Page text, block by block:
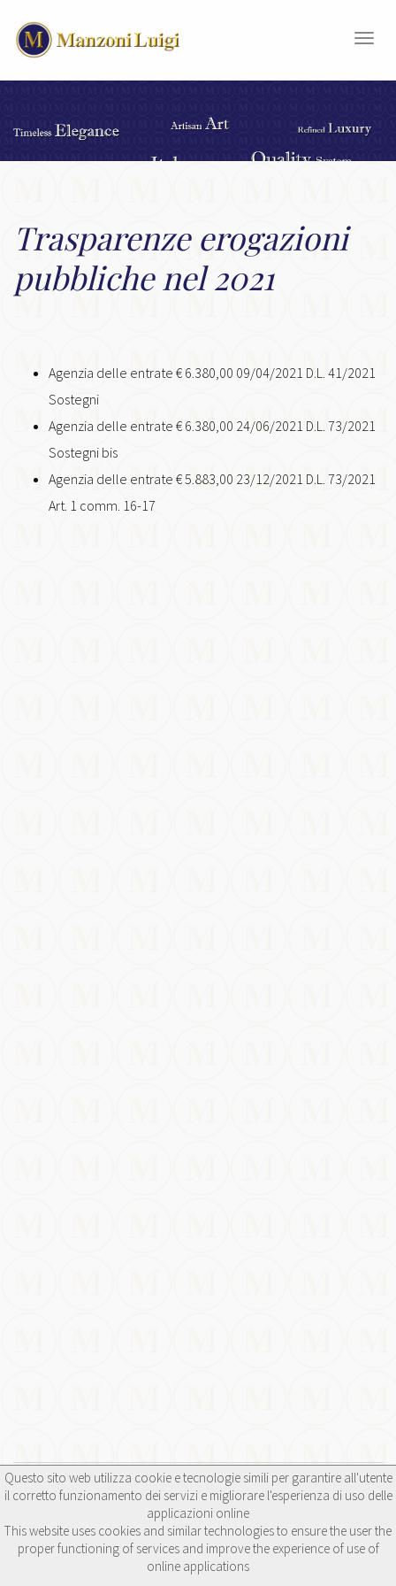
Trasparenze erogazioni
pubbliche nel 2021
Agenzia delle entrate € 6.380,00 09/04/2021 D.L. 41/2021
Sostegni
Agenzia delle entrate € 6.380,00 24/06/2021 D.L. 73/2021
Sostegni bis
Agenzia delle entrate € 5.883,00 23/12/2021 D.L. 73/2021
Art. 1 comm. 16-17
Questo sito web utilizza cookie e tecnologie simili per garantire all'utente
il corretto funzionamento dei servizi e migliorare l'esperienza di uso delle
applicazioni online
This website uses cookies and similar technologies to ensure the user the
proper functioning of services and improve the experience of use of
online applications